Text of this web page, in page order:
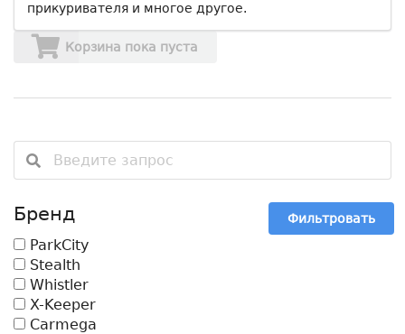
прикуривателя и многое другое.
Корзина пока пуста
Фильтровать
Бренд
ParkCity
Stealth
Whistler
X-Keeper
Carmega